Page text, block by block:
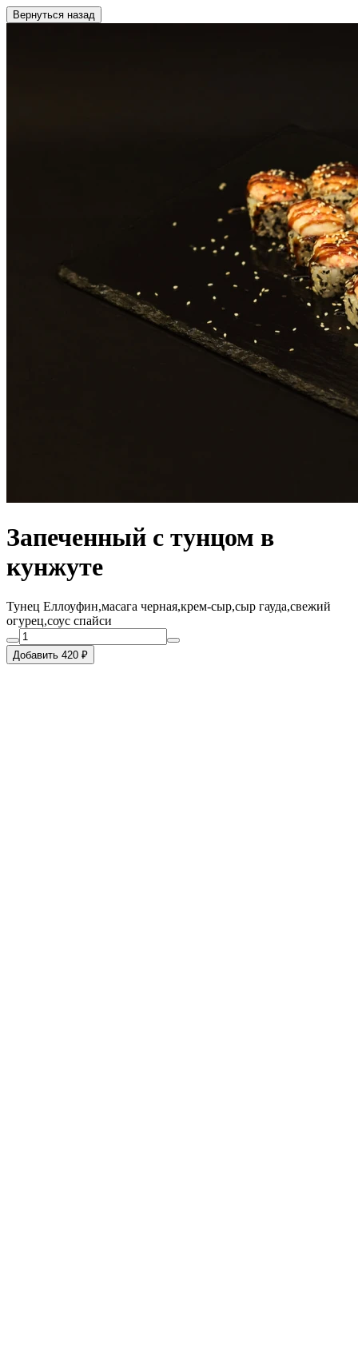
Вернуться назад
Запеченный с тунцом в
кунжуте
Тунец Еллоуфин,масага черная,крем-сыр,сыр гауда,свежий
огурец,соус спайси
Добавить 420 ₽